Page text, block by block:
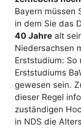
Bayern müssen
in dem Sie das
40 Jahre alt
Niedersachsen
Erststudium: So
Erststudiums
gewesen sein.
dieser Regel
zuständigen
in NDS die